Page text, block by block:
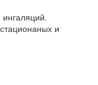
и